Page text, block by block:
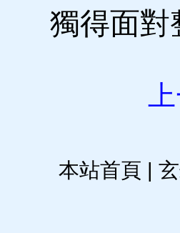
獨得面
本站首頁 |